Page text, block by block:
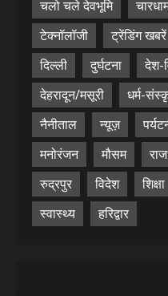
चलो चले देवभूमि
टेक्नॉलॉजी
ट्रेंडिंग खबरें
दिल्ली
दुर्घटना देश-
देहरादून/मसूरी
धर्म-
नैनीताल
न्यूज़
मनोरंजन
मौसम
रुद्रपुर
विदेश शिक्षा
स्वास्थ्य
हरिद्वार